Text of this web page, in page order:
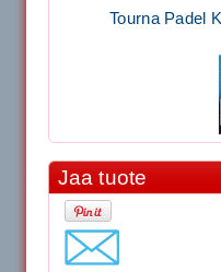
Tourna Padel
Jaa tuote